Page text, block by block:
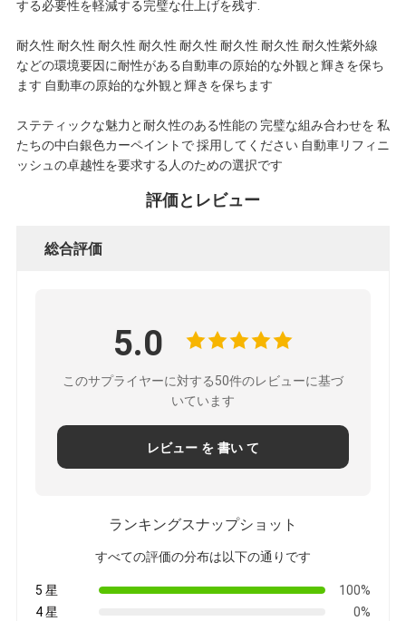
ー
ポ
リ
シ
ー
する必要性を軽減する完璧な仕上げを残す.
耐久性 耐久性 耐久性 耐久性 耐久性 耐久性 耐久性 耐久性紫外線
などの環境要因に耐性がある自動車の原始的な外観と輝きを保ち
ます 自動車の原始的な外観と輝きを保ちます
ステティックな魅力と耐久性のある性能の 完璧な組み合わせを 私
たちの中白銀色カーペイントで 採用してください 自動車リフィニ
ッシュの卓越性を要求する人のための選択です
評価とレビュー
総合評価
5.0
このサプライヤーに対する50件のレビューに基づ
いています
レビュー を 書い て
ランキングスナップショット
すべての評価の分布は以下の通りです
5 星
100%
4 星
0%